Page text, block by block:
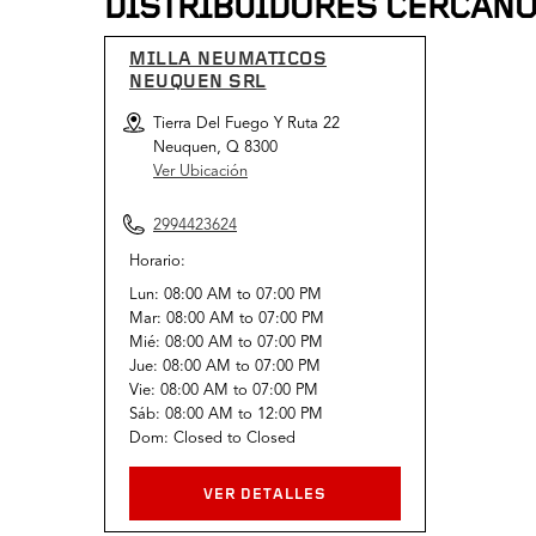
DISTRIBUIDORES
MILLA NEUMATICOS
NEUQUEN SRL
Tierra Del Fuego Y Ruta 22
Neuquen, Q 8300
Ver Ubicación
2994423624
Horario:
Lun: 08:00 AM to 07:00 PM
Mar: 08:00 AM to 07:00 PM
Mié: 08:00 AM to 07:00 PM
Jue: 08:00 AM to 07:00 PM
Vie: 08:00 AM to 07:00 PM
Sáb: 08:00 AM to 12:00 PM
Dom: Closed to Closed
VER DETALLES